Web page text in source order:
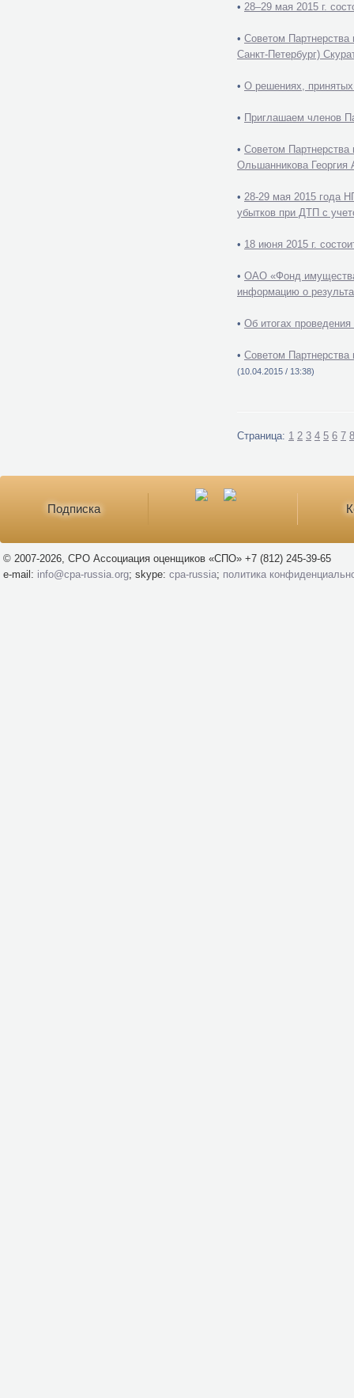
• 28–29 мая 2015 г.
• Советом
Санкт-Петербург)
• О решениях,
• Приглашаем членов
• Советом
Ольшанникова Георгия
• 28-29 мая 2015 года
убытков при ДТП с
• 18 июня 2015 г.
• ОАО «Фонд
информацию о
• Об итогах
• Советом
(10.04.2015 / 13:38)
Страница: 1 2 3 4 5 6 7 8
Подписка
© 2007-2026, СРО Ассоциация оценщиков «СПО» +7 (812) 245-39-65
e-mail: info@cpa-russia.org; skype: cpa-russia; политика